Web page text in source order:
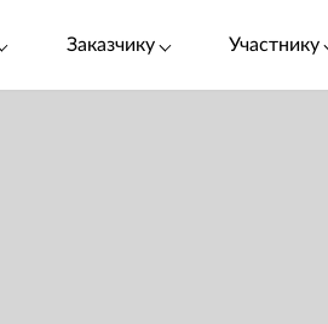
Заказчику Участнику